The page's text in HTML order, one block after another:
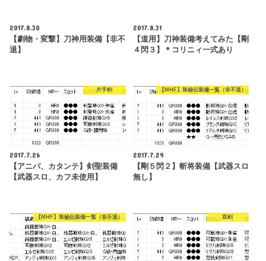
2017.8.30
【劇物・変撃】刀神用装備【非不
退】
2017.8.31
【道用】刀神装備考えてみた【剛
４閃３】＊コリニィ一式あり
片手剣
2017.7.26
【アニバ、カタンテ】剣聖装備
【武器スロ、カフ未使用】
【MHF】珠秘伝装備一覧（非不退）
2017.7.29
【剛５閃２】斬将装備【武器スロ
無し】
【MHF】珠秘伝装備一覧（非不退） 双剣